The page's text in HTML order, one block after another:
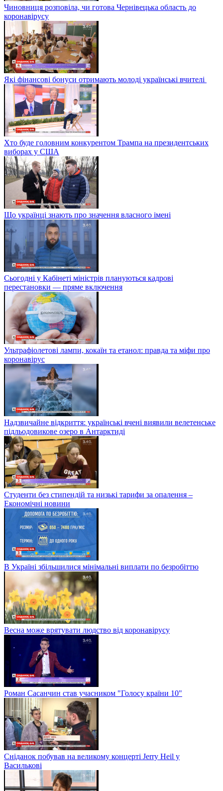
Чиновниця розповіла, чи готова Чернівецька область до
коронавірусу
Які фінансові бонуси отримають молоді українські вчителі
Хто буде головним конкурентом Трампа на президентських
виборах у США
Що українці знають про значення власного імені
Сьогодні у Кабінеті міністрів плануються кадрові
перестановки — пряме включення
Ультрафіолетові лампи, кокаїн та етанол: правда та міфи про
коронавірус
Надзвичайне відкриття: українські вчені виявили велетенське
підльодовикове озеро в Антарктиді
Студенти без стипендій та низькі тарифи за опалення –
Економічні новини
В Україні збільшилися мінімальні виплати по безробіттю
Весна може врятувати людство від коронавірусу
Роман Сасанчин став учасником "Голосу країни 10"
Сніданок побував на великому концерті Jerry Heil у
Василькові